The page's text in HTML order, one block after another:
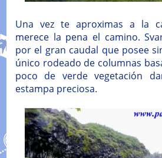
Una vez te aproximas a la
merece la pena el camino.
por el gran caudal que posee
único rodeado de columnas
poco de verde vegetación
estampa preciosa.